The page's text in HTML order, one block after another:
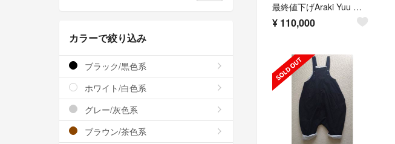
最終値下げAraki Yuu セットアップ
¥ 110,000
カラーで絞り込み
ブラック/黒色系
ホワイト/白色系
グレー/灰色系
ブラウン/茶色系